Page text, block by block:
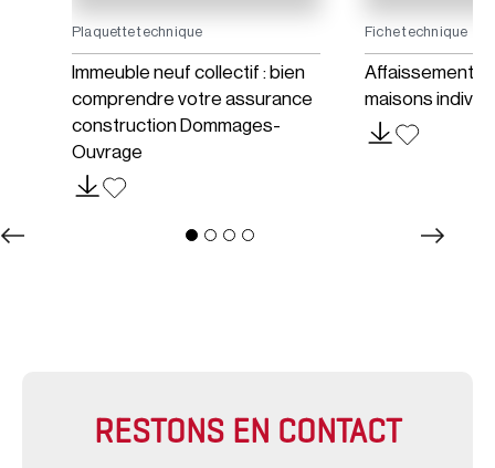
Plaquette technique
Immeuble neuf collectif : bien
comprendre votre assurance
construction Dommages-
Ouvrage
Fiche technique
Affaissement
maisons
RESTONS EN CONTACT